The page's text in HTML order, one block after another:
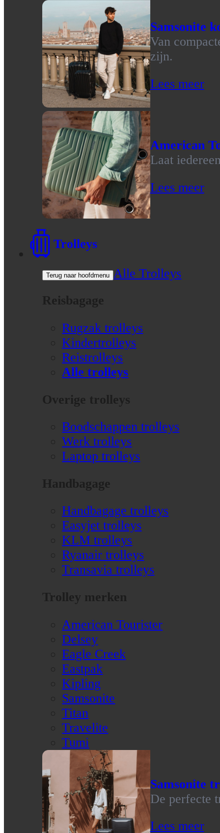
Samsonite
Van
zijn.
Lees meer
American
Laat
Lees meer
Trolleys
Terug naar hoofdmenu Alle Trolleys
Reisbagage
Rugzak trolleys
Kindertrolleys
Reistrolleys
Alle trolleys
Overige trolleys
Boodschappen trolleys
Werk trolleys
Laptop trolleys
Handbagage
Handbagage trolleys
Easyjet trolleys
KLM trolleys
Ryanair trolleys
Transavia trolleys
Trolley merken
American Tourister
Delsey
Eagle Creek
Eastpak
Kipling
Samsonite
Titan
Travelite
Tumi
Samsonite
De perfecte
Lees meer